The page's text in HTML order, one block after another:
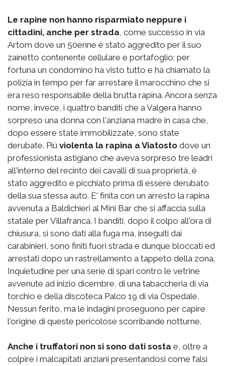
Le rapine non hanno risparmiato neppure i
cittadini, anche per strada , come successo in via
Artom dove un 50enne è stato aggredito per il suo
zainetto contenente cellulare e portafoglio; per
fortuna un condomino ha visto tutto e ha chiamato la
polizia in tempo per far arrestare il marocchino che si
era reso responsabile della brutta rapina. Ancora senza
nome, invece, i quattro banditi che a Valgera hanno
sorpreso una donna con l'anziana madre in casa che,
dopo essere state immobilizzate, sono state
derubate. Più violenta la rapina a Viatosto dove un
professionista astigiano che aveva sorpreso tre leadri
all'interno del recinto dei cavalli di sua proprietà, è
stato aggredito e picchiato prima di essere derubato
della sua stessa auto. E' finita con un arresto la rapina
avvenuta a Baldichieri al Mini Bar che si affaccia sulla
statale per Villafranca. I banditi, dopo il colpo all'ora di
chiusura, si sono dati alla fuga ma, inseguiti dai
carabinieri, sono finiti fuori strada e dunque bloccati ed
arrestati dopo un rastrellamento a tappeto della zona.
Inquietudine per una serie di spari contro le vetrine
avvenute ad inizio dicembre, di una tabaccheria di via
torchio e della discoteca Palco 19 di via Ospedale.
Nessun ferito, ma le indagini proseguono per capire
l'origine di queste pericolose scorribande notturne.
Anche i truffatori non si sono dati sosta e, oltre a
colpire i malcapitati anziani presentandosi come falsi